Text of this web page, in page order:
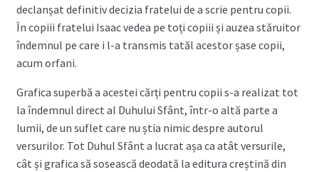
declanșat definitiv decizia fratelui de a scrie pentru copii.
În copiii fratelui Isaac vedea pe toți copiii și auzea stăruitor
îndemnul pe care i l-a transmis tatăl acestor șase copii,
acum orfani.
Grafica superbă a acestei cărți pentru copii s-a realizat tot
la îndemnul direct al Duhului Sfânt, într-o altă parte a
lumii, de un suflet care nu știa nimic despre autorul
versurilor. Tot Duhul Sfânt a lucrat așa ca atât versurile,
cât și grafica să sosească deodată la editura creștină din